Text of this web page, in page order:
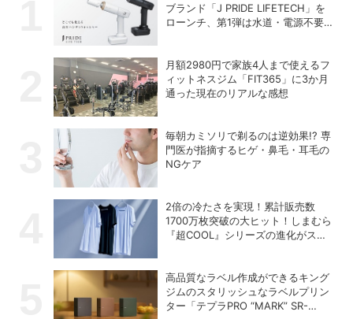
ブランド「J PRIDE LIFETECH」を
ローンチ、第1弾は水道・電源不要
月額2980円で家族4人まで使えるフ
ィットネスジム「FIT365」に3か月
通った現在のリアルな感想
毎朝カミソリで剃るのは逆効果!? 専
門医が指摘するヒゲ・鼻毛・耳毛の
NGケア
2倍の冷たさを実現！累計販売数
1700万枚突破の大ヒット！しまむら
『超COOL』シリーズの進化がスゴ
高品質なラベル作成ができるキング
ジムのスタリッシュなラベルプリン
ター「テプラPRO “MARK” SR-